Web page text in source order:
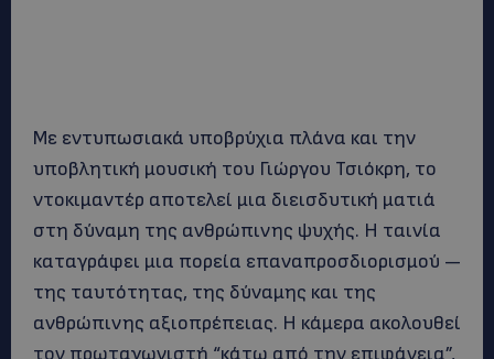
Με εντυπωσιακά υποβρύχια πλάνα και την
υποβλητική μουσική του Γιώργου Τσιόκρη, το
ντοκιμαντέρ αποτελεί μια διεισδυτική ματιά
στη δύναμη της ανθρώπινης ψυχής. Η ταινία
καταγράφει μια πορεία επαναπροσδιορισμού —
της ταυτότητας, της δύναμης και της
ανθρώπινης αξιοπρέπειας. Η κάμερα ακολουθεί
τον πρωταγωνιστή “κάτω από την επιφάνεια”,